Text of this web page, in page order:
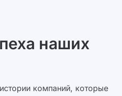
наших
компаний, которые